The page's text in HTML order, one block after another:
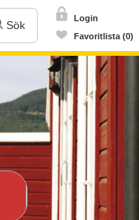
Sök
Login
Favoritlista (0)